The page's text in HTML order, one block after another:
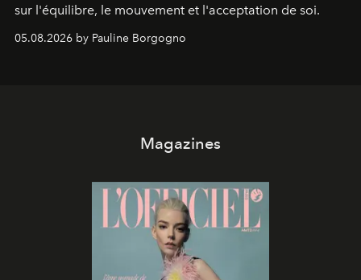
sur l'équilibre, le mouvement et l'acceptation de soi.
05.08.2026 by Pauline Borgogno
Magazines